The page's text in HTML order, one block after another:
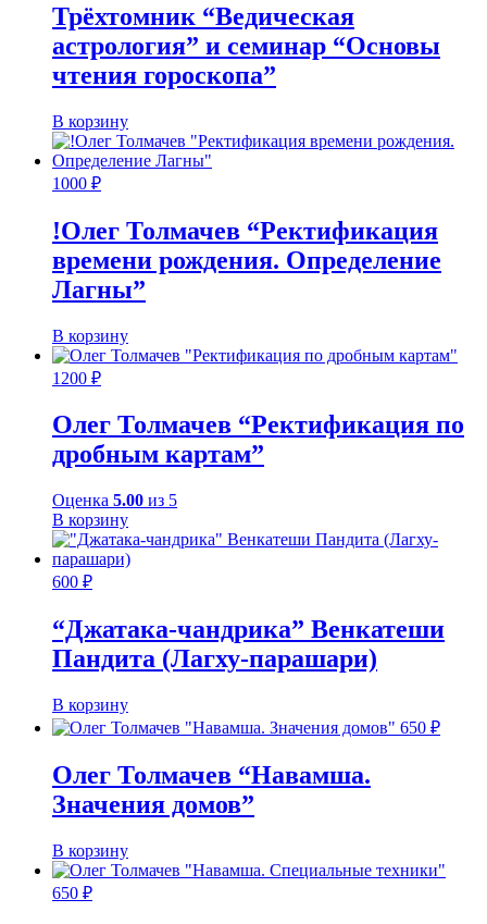
Трёхтомник “Ведическая
астрология” и семинар “Основы
чтения гороскопа”
В корзину
1000 ₽
!Олег Толмачев “Ректификация
времени рождения. Определение
Лагны”
В корзину
1200 ₽
Олег Толмачев “Ректификация по
дробным картам”
Оценка 5.00 из 5
В корзину
600 ₽
“Джатака-чандрика” Венкатеши
Пандита (Лагху-парашари)
В корзину
650 ₽
Олег Толмачев “Навамша.
Значения домов”
В корзину
650 ₽